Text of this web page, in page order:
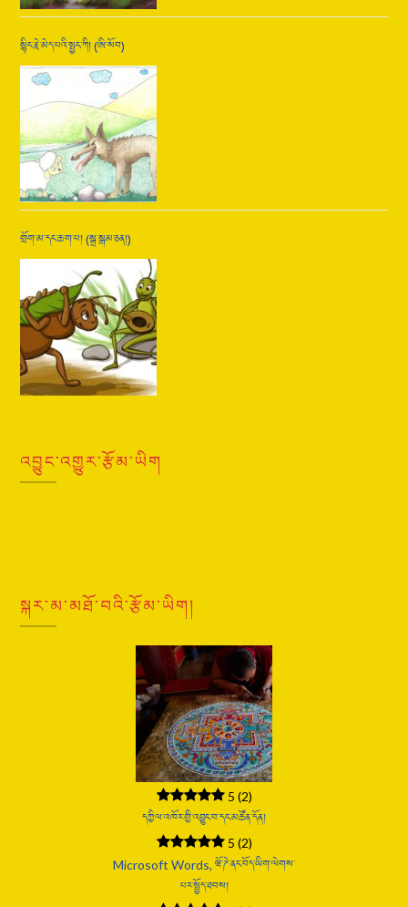
སྙིང་རྗེ་མེད་པའི་སྤྱང་ཀི། (ཨི་སོབ)
གྲོག་མ་དང་ཆ་ག་པ། (སྒྲ་སྒམ་ཅན།)
འབྱུང་འགྱུར་རྩོམ་ཡིག
སྐར་མ་མཐོ་བའི་རྩོམ་ཡིག།
5 (2)
དཀྱིལ་འཁོར་གྱི་འབྱུང་བ་དང་མཚོན་དོན།
5 (2)
Microsoft Words, ཝོ་ཌེ་ནང་བོད་ཡིག་ལེགས་
པར་སྤྱོད་ཐབས།